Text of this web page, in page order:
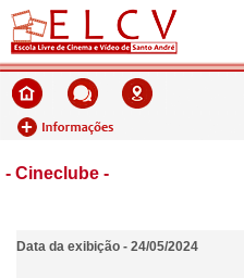
- Cineclube -
Data da exibição - 24/05/2024